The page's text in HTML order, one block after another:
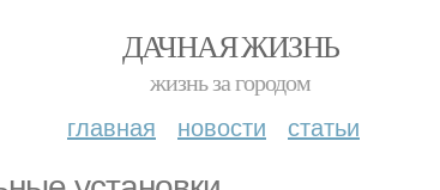
ДАЧНАЯ ЖИЗНЬ
жизнь за городом
главная новости статьи